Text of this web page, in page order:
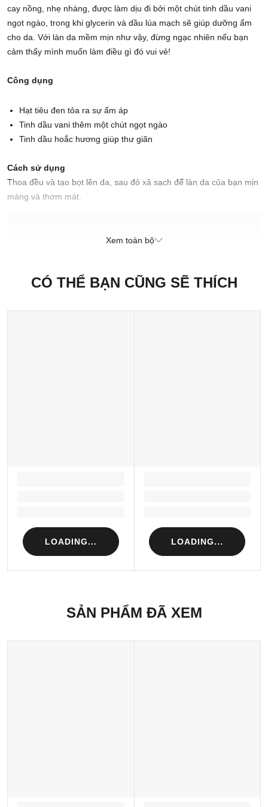
cay nồng, nhẹ nhàng, được làm dịu đi bởi một chút tinh dầu vani
ngọt ngào, trong khi glycerin và dầu lúa mạch sẽ giúp dưỡng ẩm
cho da. Với làn da mềm mịn như vậy, đừng ngạc nhiên nếu bạn
cảm thấy mình muốn làm điều gì đó vui vẻ!
Công dụng
Hạt tiêu đen tỏa ra sự ấm áp
Tinh dầu vani thêm một chút ngọt ngào
Tinh dầu hoắc hương giúp thư giãn
Cách sử dụng
Thoa đều và tạo bọt lên da, sau đó xả sạch để làn da của bạn mịn
màng và thơm mát.
Đậy nắp kín sau mỗi lần sử dụng.
Sản xuất tại: Nhật Bản
Xem toàn bộ
CÓ THỂ BẠN CŨNG SẼ THÍCH
LOADING... LOADING...
SẢN PHẨM ĐÃ XEM